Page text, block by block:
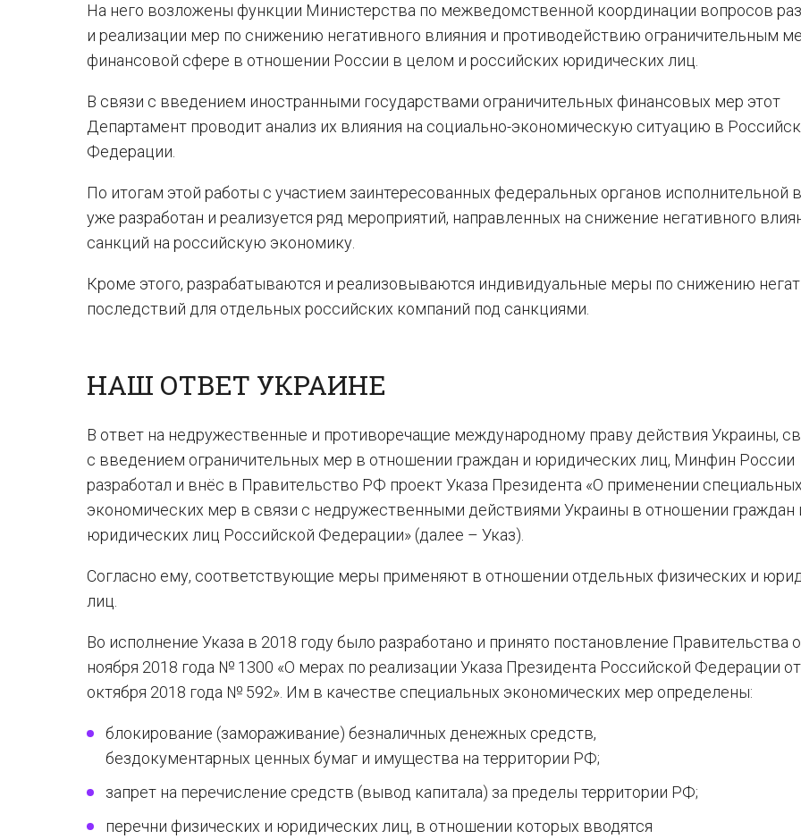
На него возложены функции Министерства по межведомственной координации вопросов
и реализации мер по снижению негативного влияния и противодействию ограничительным
финансовой сфере в отношении России в целом и российских юридических лиц.
В связи с введением иностранными государствами ограничительных финансовых мер этот
Департамент проводит анализ их влияния на социально-экономическую ситуацию в
Федерации.
По итогам этой работы с участием заинтересованных федеральных органов исполнительной
уже разработан и реализуется ряд мероприятий, направленных на снижение негативного
санкций на российскую экономику.
Кроме этого, разрабатываются и реализовываются индивидуальные меры по снижению
последствий для отдельных российских компаний под санкциями.
НАШ ОТВЕТ УКРАИНЕ
В ответ на недружественные и противоречащие международному праву действия Украины,
с введением ограничительных мер в отношении граждан и юридических лиц, Минфин России
разработал и внёс в Правительство РФ проект Указа Президента «О применении специальных
экономических мер в связи с недружественными действиями Украины в отношении граждан
юридических лиц Российской Федерации» (далее – Указ).
Согласно ему, соответствующие меры применяют в отношении отдельных физических и
лиц.
Во исполнение Указа в 2018 году было разработано и принято постановление Правительства
ноября 2018 года № 1300 «О мерах по реализации Указа Президента Российской Федерации
октября 2018 года № 592». Им в качестве специальных экономических мер определены:
блокирование (замораживание) безналичных денежных средств,
бездокументарных ценных бумаг и имущества на территории РФ;
запрет на перечисление средств (вывод капитала) за пределы территории РФ;
перечни физических и юридических лиц, в отношении которых вводятся